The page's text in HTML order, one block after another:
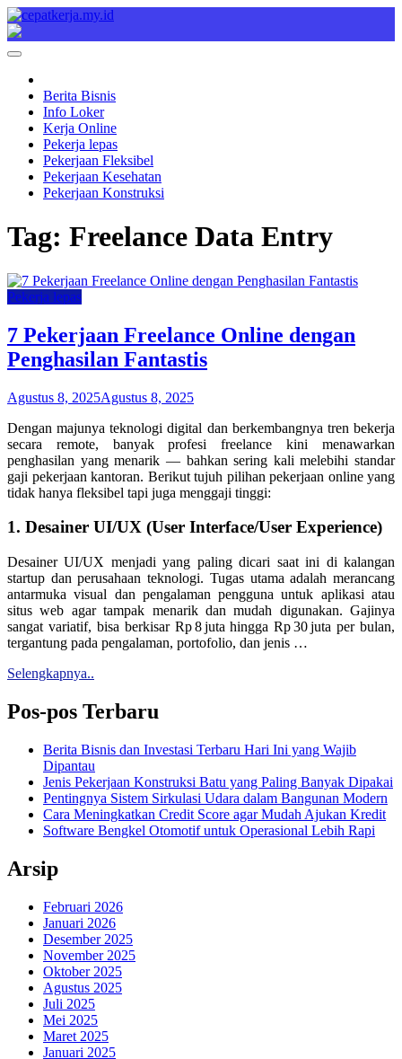
Skip
to
content
Cepat Kerja
Berita Bisnis
Berita Bisnis
Info Loker
Kerja Online
Pekerja lepas
Pekerjaan Fleksibel
Pekerjaan Kesehatan
Pekerjaan Konstruksi
Tag: Freelance Data Entry
Pekerja lepas
7 Pekerjaan Freelance Online dengan
Penghasilan Fantastis
Agustus 8, 2025Agustus 8, 2025
Dengan majunya teknologi digital dan berkembangnya tren bekerja
secara remote, banyak profesi freelance kini menawarkan
penghasilan yang menarik — bahkan sering kali melebihi standar
gaji pekerjaan kantoran. Berikut tujuh pilihan pekerjaan online yang
tidak hanya fleksibel tapi juga menggaji tinggi:
1. Desainer UI/UX (User Interface/User Experience)
Desainer UI/UX menjadi yang paling dicari saat ini di kalangan
startup dan perusahaan teknologi. Tugas utama adalah merancang
antarmuka visual dan pengalaman pengguna untuk aplikasi atau
situs web agar tampak menarik dan mudah digunakan. Gajinya
sangat variatif, bisa berkisar Rp 8 juta hingga Rp 30 juta per bulan,
tergantung pada pengalaman, portofolio, dan jenis …
Selengkapnya..
Pos-pos Terbaru
Berita Bisnis dan Investasi Terbaru Hari Ini yang Wajib
Dipantau
Jenis Pekerjaan Konstruksi Batu yang Paling Banyak Dipakai
Pentingnya Sistem Sirkulasi Udara dalam Bangunan Modern
Cara Meningkatkan Credit Score agar Mudah Ajukan Kredit
Software Bengkel Otomotif untuk Operasional Lebih Rapi
Arsip
Februari 2026
Januari 2026
Desember 2025
November 2025
Oktober 2025
Agustus 2025
Juli 2025
Mei 2025
Maret 2025
Januari 2025